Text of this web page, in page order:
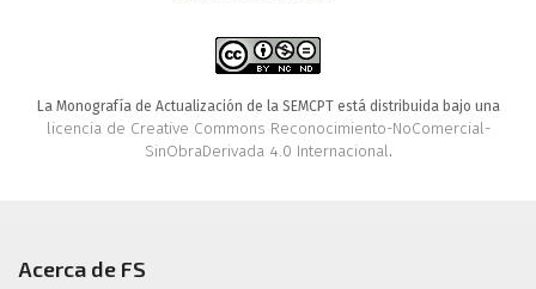
La Monografía de Actualización de la SEMCPT está distribuida bajo una
licencia de Creative Commons Reconocimiento-NoComercial-
SinObraDerivada 4.0 Internacional.
Acerca de FS